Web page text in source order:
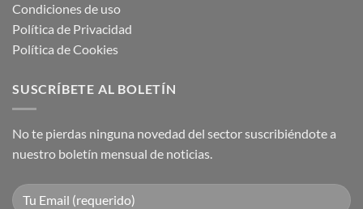
Condiciones de uso
Política de Privacidad
Política de Cookies
SUSCRÍBETE AL BOLETÍN
No te pierdas ninguna novedad del sector suscribiéndote a
nuestro boletín mensual de noticias.